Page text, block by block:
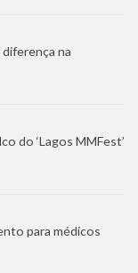
na
do ‘Lagos MMFest’
para médicos